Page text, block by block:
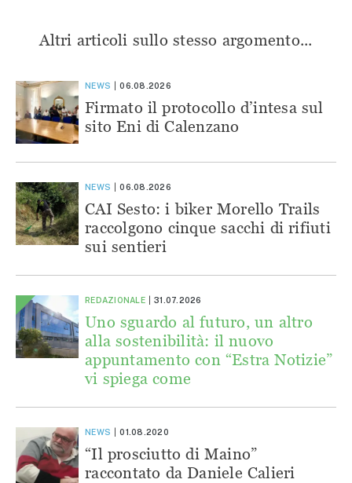
Altri articoli sullo stesso argomento...
NEWS 06.08.2026
Firmato il protocollo d’intesa sul
sito Eni di Calenzano
NEWS 06.08.2026
CAI Sesto: i biker Morello Trails
raccolgono cinque sacchi di rifiuti
sui sentieri
REDAZIONALE 31.07.2026
Uno sguardo al futuro, un altro
alla sostenibilità: il nuovo
appuntamento con “Estra Notizie”
vi spiega come
NEWS 01.08.2020
“Il prosciutto di Maino”
raccontato da Daniele Calieri